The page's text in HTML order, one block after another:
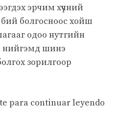
эрчим хүчний
бий болгосноос хойш
одоо нутгийн
нийгэмд шинэ
зорилгоор
para continuar leyendo